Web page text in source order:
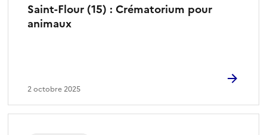
Saint-Flour (15) : Crématorium pour
animaux
2 octobre 2025